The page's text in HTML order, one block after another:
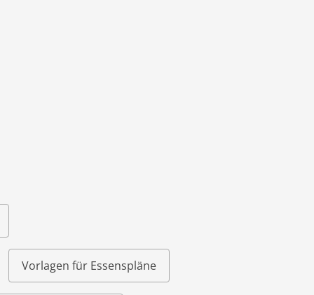
Vorlagen für Essenspläne